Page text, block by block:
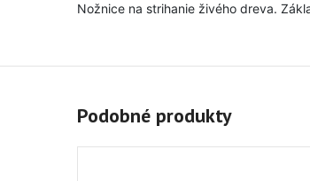
Nožnice na strihanie živého dreva.
Podobné produkty